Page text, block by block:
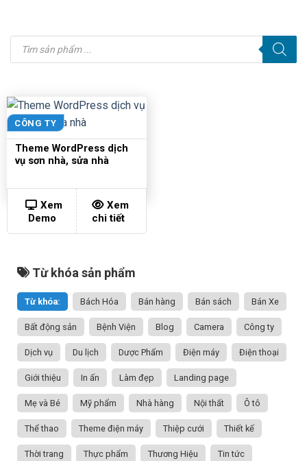
Tìm
kiếm
sản
CÔNG TY
Theme WordPress dịch
vụ sơn nhà, sửa nhà
Xem
Demo
Xem
chi tiết
Từ khóa sản phẩm
Từ khóa: Bách Hóa Bán hàng Bán sách Bán Xe
Bất động sản Bệnh Viện Blog Camera Công ty
Dịch vụ Du lịch Dược Phẩm Điện máy Điện thoại
Giới thiệu In ấn Làm đẹp Landing page
Mẹ và Bé Mỹ phẩm Nhà hàng Nội thất Ô tô
Thể thao Theme điện máy Thiệp cưới Thiết kế
Thời trang Thực phẩm Thương Hiệu Tin tức